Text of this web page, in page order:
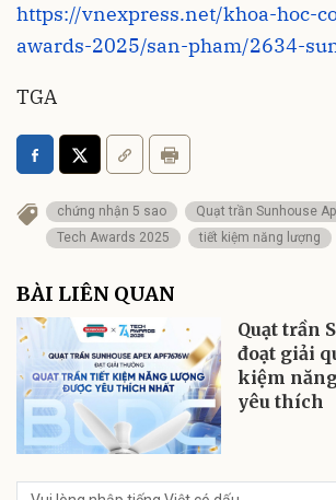
https://vnexpress.net/khoa-hoc-
awards-2025/san-pham/2634-
TGA
chứng nhận 5 sao Quạt trần Sunhouse
Tech Awards 2025
tiết kiệm năng lượng
BÀI LIÊN QUAN
Quạt trần
đoạt giải
kiệm
yêu thích